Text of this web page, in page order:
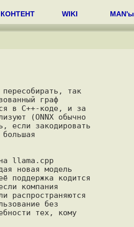
КОНТЕНТ WIKI MAN'ы
так
граф
в C++-коде, и за
(ONNX обычно
если закодировать
llama.cpp
новая модель
поддержка кодится
компания
распространяются
без
тех, кому